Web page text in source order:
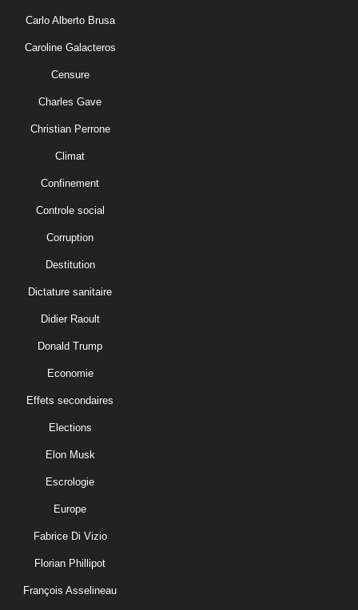
Carlo Alberto Brusa
Caroline Galacteros
Censure
Charles Gave
Christian Perrone
Climat
Confinement
Controle social
Corruption
Destitution
Dictature sanitaire
Didier Raoult
Donald Trump
Economie
Effets secondaires
Elections
Elon Musk
Escrologie
Europe
Fabrice Di Vizio
Florian Phillipot
François Asselineau